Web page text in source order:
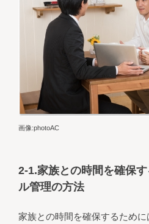
画像:photoAC
2-1.家族との時間を確保
ル管理の方法
家族との時間を確保するため